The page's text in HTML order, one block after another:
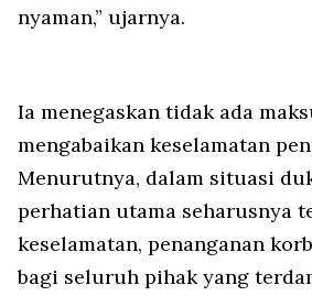
nyaman,” ujarnya.
Ia menegaskan tidak ada
mengabaikan keselamatan
Menurutnya, dalam situasi
perhatian utama seharusnya
keselamatan, penanganan
bagi seluruh pihak yang